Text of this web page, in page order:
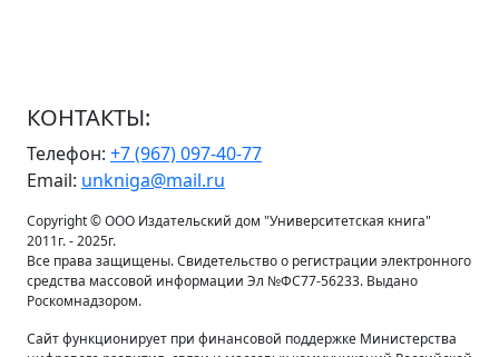
КОНТАКТЫ:
Телефон: +7 (967) 097-40-77
Email: unkniga@mail.ru
Copyright © ООО Издательский дом "Университетская книга"
2011г. - 2025г.
Все права защищены. Свидетельство о регистрации электронного
средства массовой информации Эл №ФС77-56233. Выдано
Роскомнадзором.
Сайт функционирует при финансовой поддержке Министерства